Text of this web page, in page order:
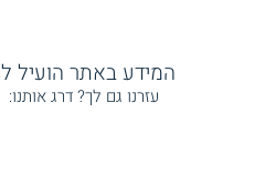
המידע באתר הועיל ל87% מהגולשים.
עזרנו גם לך? דרג אותנו: